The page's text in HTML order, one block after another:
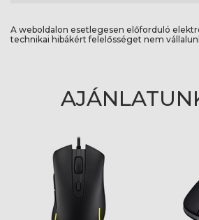
A weboldalon esetlegesen előforduló
technikai hibákért felelősséget nem